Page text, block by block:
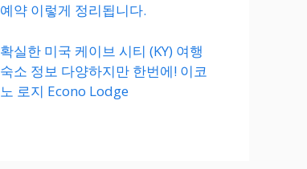
예약 이렇게 정리됩니다.
확실한 미국 케이브 시티 (KY) 여행
숙소 정보 다양하지만 한번에! 이코
노 로지 Econo Lodge